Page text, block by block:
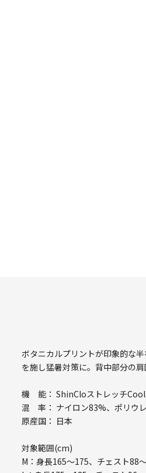
ボタニカルプリントが印象的な
を施し猛暑対策に。背中部分の
機 能： ShinCloストレッチCool
混 率： ナイロン83%、ポリウ
原産国： 日本
対象範囲(cm)
M：身長165～175、チェスト88